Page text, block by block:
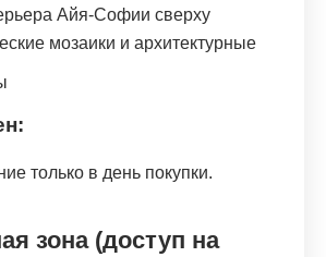
Айя-Софии сверху
мозаики и архитектурные
только в день покупки.
зона (доступ на